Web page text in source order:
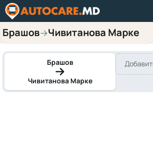
Брашов→Чивитанова Марке
Брашов
Чивитанова Марке